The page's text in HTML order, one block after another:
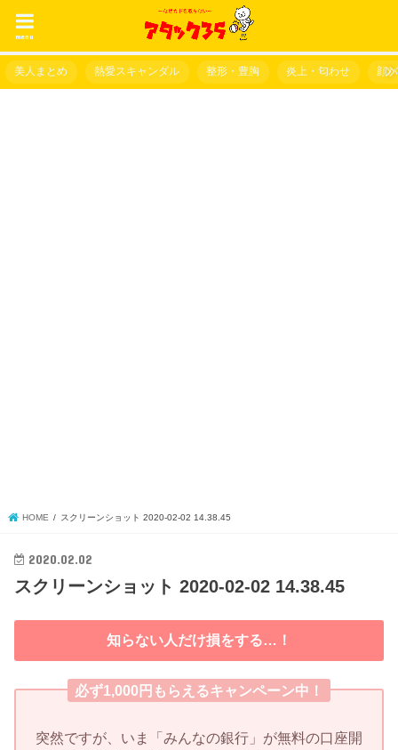
menu
美人まとめ 熱愛スキャンダル 整形・豊胸 炎上・匂わせ 顔
HOME スクリーンショット 2020-02-02 14.38.45
2020.02.02
スクリーンショット 2020-02-02 14.38.45
知らない人だけ損をする…！
必ず1,000円もらえるキャンペーン中！
突然ですが、いま「みんなの銀行」が無料の口座開